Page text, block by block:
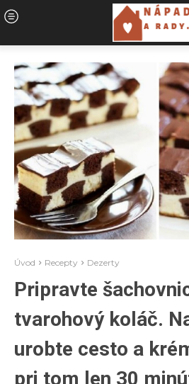
Úvod Recepty Dezerty
Pripravte
tvarohový koláč.
urobte cesto a
pri tom len 30